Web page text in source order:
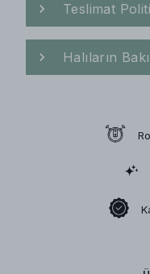
Teslimat
Halıların